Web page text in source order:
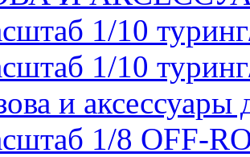
1/10
1/10
и
1/8 OFF-